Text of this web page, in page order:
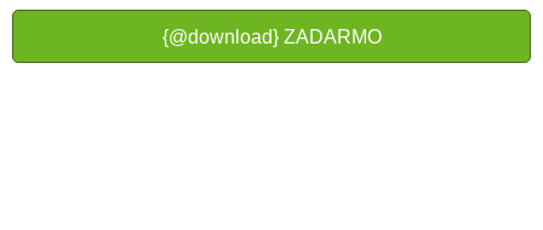
{@download} ZADARMO